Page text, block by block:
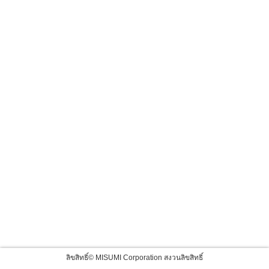
ลิขสิทธิ์© MISUMI Corporation สงวนลิขสิทธิ์